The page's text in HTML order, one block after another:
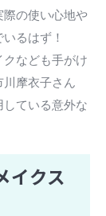
際の使い心地や
るはず！
なども手がけ
摩衣子さん
ている意外な
イクス